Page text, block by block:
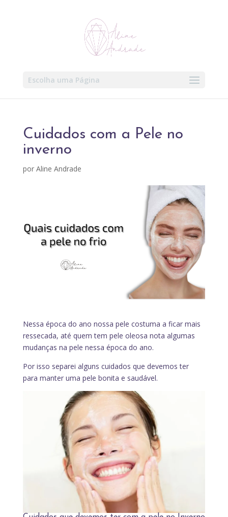
Escolha uma Página
Cuidados com a Pele no
inverno
por Aline Andrade
Nessa época do ano nossa pele costuma a ficar mais
ressecada, até quem tem pele oleosa nota algumas
mudanças na pele nessa época do ano.
Por isso separei alguns cuidados que devemos ter
para manter uma pele bonita e saudável.